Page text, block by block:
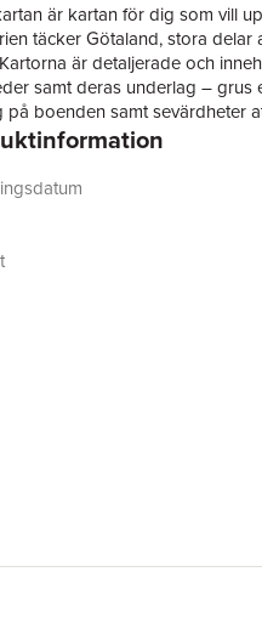
är kartan för dig som vill
täcker Götaland, stora
är detaljerade och
samt deras underlag – grus
på boenden samt sevärdheter